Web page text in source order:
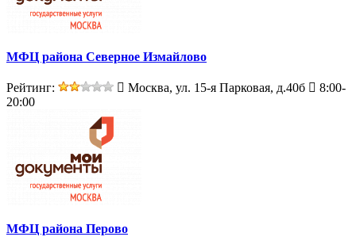
МФЦ района Северное Измайлово
Рейтинг: Москва, ул. 15-я Парковая, д.40б
8:00-
20:00
МФЦ района Перово